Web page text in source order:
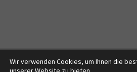
Wir verwenden Cookies, um Ihnen die